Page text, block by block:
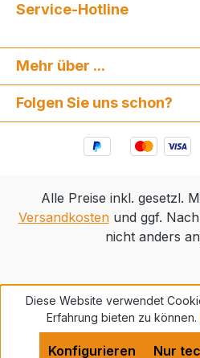
Service-Hotline
Mehr über ...
Folgen Sie uns schon?
Alle Preise inkl. gesetzl.
Versandkostenund ggf.
nicht anders
Diese Website verwendet
Erfahrung bieten zu können.
Nur
Konfigurieren